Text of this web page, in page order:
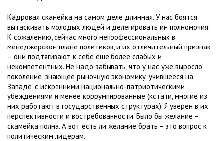
Кадровая скамейка на самом деле длинная. У нас боятся
вытаскивать молодых людей и делегировать им полномочия.
К сожалению, сейчас много непрофессиональных в
менеджерском плане политиков, и их отличительный признак
– они подтягивают к себе еще более слабых и
некомпетентных. Не надо забывать, что у нас уже выросло
поколение, знающее рыночную экономику, учившееся на
Западе, с искренними национально-патриотическими
убеждениями и менее коррумпированные (кстати, многие из
них работают в государственных структурах). Я уверен в их
перспективности и востребованности. Было бы желание –
скамейка полна. А вот есть ли желание брать – это вопрос к
политическим лидерам.